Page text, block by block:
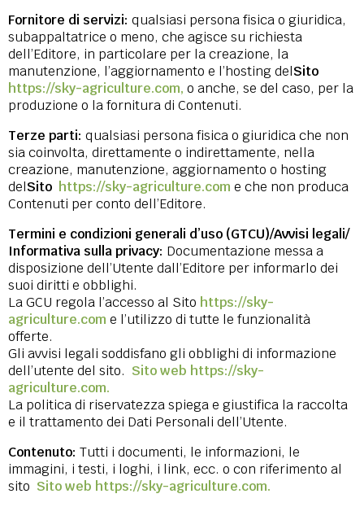
Fornitore di servizi: qualsiasi persona fisica o giuridica,
subappaltatrice o meno, che agisce su richiesta
dell’Editore, in particolare per la creazione, la
manutenzione, l’aggiornamento e l’hosting delSito
https://sky-agriculture.com, o anche, se del caso, per la
produzione o la fornitura di Contenuti.
Terze parti: qualsiasi persona fisica o giuridica che non
sia coinvolta, direttamente o indirettamente, nella
creazione, manutenzione, aggiornamento o hosting
delSito https://sky-agriculture.com e che non produca
Contenuti per conto dell’Editore.
Termini e condizioni generali d’uso (GTCU)/Avvisi legali/
Informativa sulla privacy: Documentazione messa a
disposizione dell’Utente dall’Editore per informarlo dei
suoi diritti e obblighi.
La GCU regola l’accesso al Sito https://sky-
agriculture.com e l’utilizzo di tutte le funzionalità
offerte.
Gli avvisi legali soddisfano gli obblighi di informazione
dell’utente del sito. Sito web https://sky-
agriculture.com.
La politica di riservatezza spiega e giustifica la raccolta
e il trattamento dei Dati Personali dell’Utente.
Contenuto: Tutti i documenti, le informazioni, le
immagini, i testi, i loghi, i link, ecc. o con riferimento al
sito Sito web https://sky-agriculture.com.